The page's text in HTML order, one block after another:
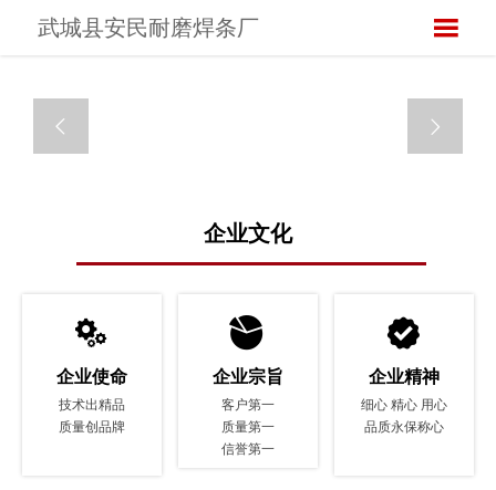
武城县安民耐磨焊条厂 
 
企业文化

企业使命
技术出精品
质量创品牌

企业宗旨
客户第一
质量第一
信誉第一

企业精神
细心 精心 用心
品质永保称心